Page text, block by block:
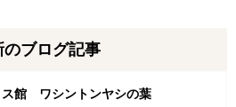
のブログ記事
ス館 ワシントンヤシの葉